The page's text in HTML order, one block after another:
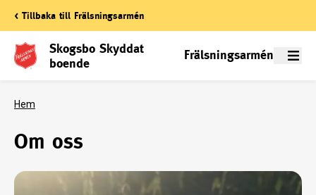
< Tillbaka till Frälsningsarmén
Skogsbo Skyddat
boende
Frälsningsarmén Meny
Hem
Om oss